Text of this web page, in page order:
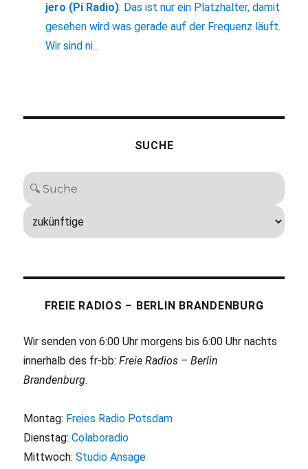
jero (Pi Radio): Das ist nur ein Platzhalter, damit
gesehen wird was gerade auf der Frequenz läuft.
Wir sind ni...
SUCHE
FREIE RADIOS – BERLIN BRANDENBURG
Wir senden von 6:00 Uhr morgens bis 6:00 Uhr nachts
innerhalb des fr-bb:Freie Radios – Berlin
Brandenburg.
Montag: Freies Radio Potsdam
Dienstag:Colaboradio
Mittwoch:Studio Ansage